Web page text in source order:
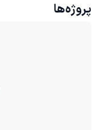
پروژه‌ها